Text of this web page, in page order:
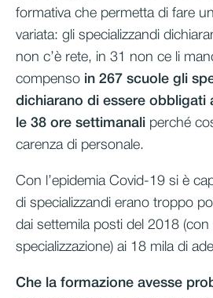
formativa che permetta di fare
variata: gli specializzandi
non c’è rete, in 31 non ce li
compenso in 267 scuole gli
dichiarano di essere obbligati
le 38 ore settimanali perché
carenza di personale.
Con l’epidemia Covid-19 si è
di specializzandi erano troppo
dai settemila posti del 2018
specializzazione) ai 18 mila di
Che la formazione avesse